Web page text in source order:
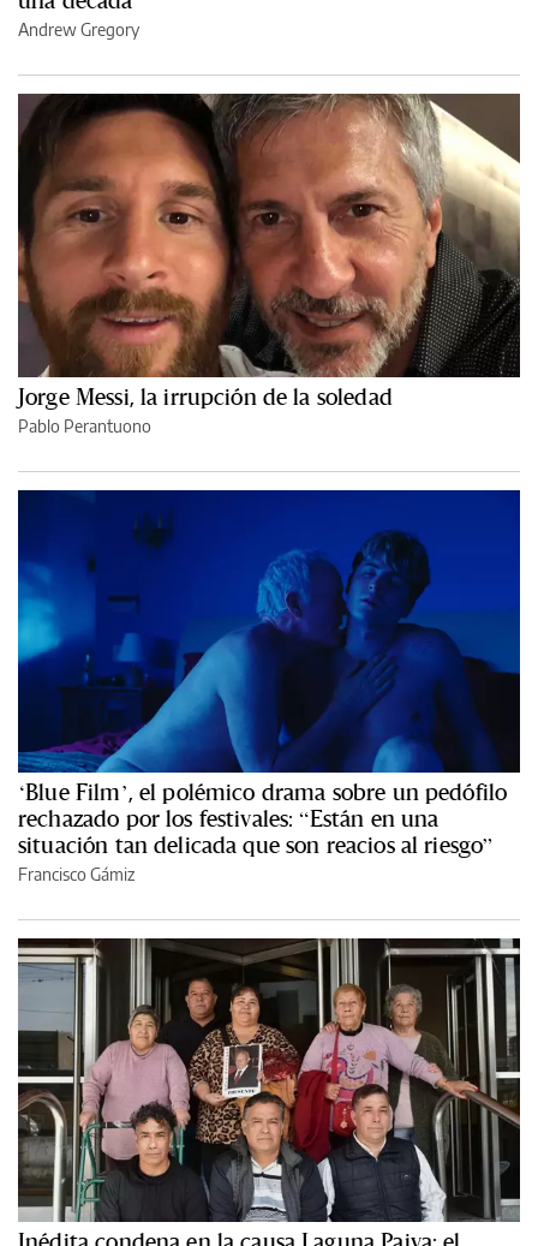
Andrew Gregory
Jorge Messi, la irrupción de la soledad
Pablo Perantuono
‘Blue Film’, el polémico drama sobre un pedófilo
rechazado por los festivales: “Están en una
situación tan delicada que son reacios al riesgo”
Francisco Gámiz